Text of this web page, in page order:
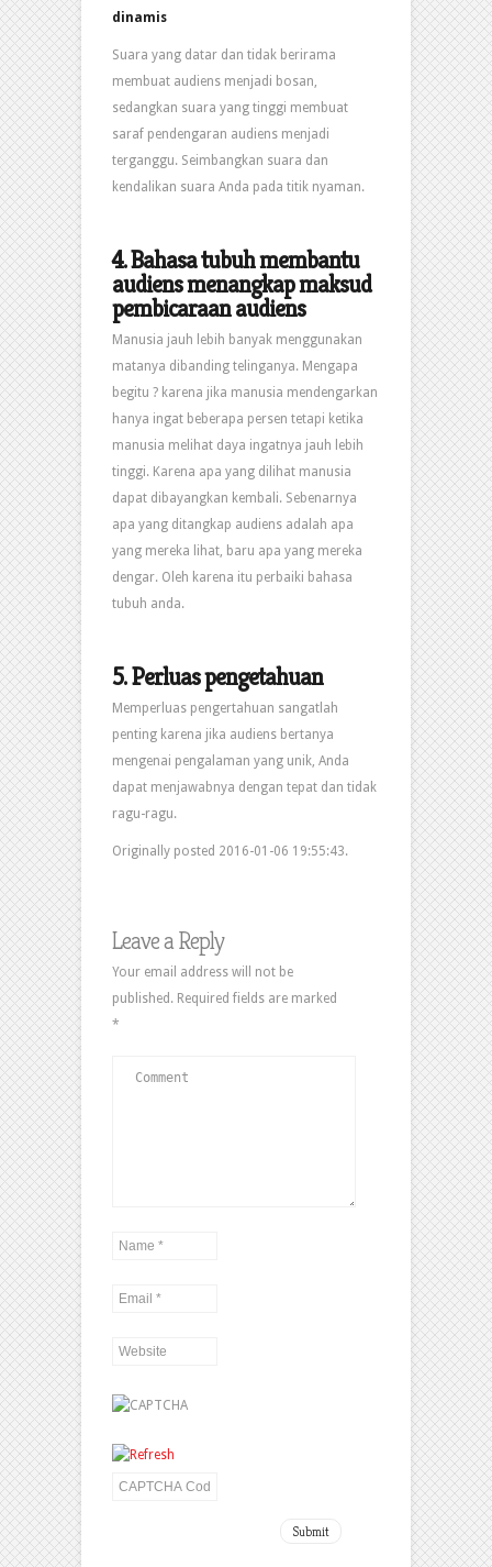
dinamis
Suara yang datar dan tidak berirama
membuat audiens menjadi bosan,
sedangkan suara yang tinggi membuat
saraf pendengaran audiens menjadi
terganggu. Seimbangkan suara dan
kendalikan suara Anda pada titik nyaman.
4.Bahasa tubuh membantu
audiens menangkap maksud
pembicaraan audiens
Manusia jauh lebih banyak menggunakan
matanya dibanding telinganya. Mengapa
begitu ? karena jika manusia mendengarkan
hanya ingat beberapa persen tetapi ketika
manusia melihat daya ingatnya jauh lebih
tinggi. Karena apa yang dilihat manusia
dapat dibayangkan kembali. Sebenarnya
apa yang ditangkap audiens adalah apa
yang mereka lihat, baru apa yang mereka
dengar. Oleh karena itu perbaiki bahasa
tubuh anda.
5.Perluas pengetahuan
Memperluas pengertahuan sangatlah
penting karena jika audiens bertanya
mengenai pengalaman yang unik, Anda
dapat menjawabnya dengan tepat dan tidak
ragu-ragu.
Originally posted 2016-01-06 19:55:43.
Leave a Reply
Your email address will not be
published. Required fields are marked
*